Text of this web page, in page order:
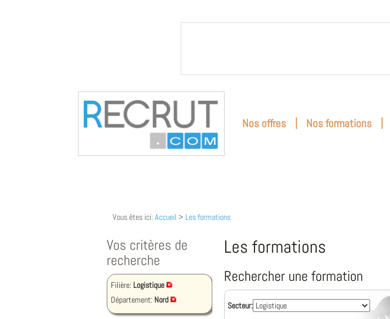
Nos offres | Nos formations |
Vous êtes ici: Accueil > Les formations
Vos critères de
recherche
Filière: Logistique
Département: Nord
Les formations
Rechercher une formation
Secteur: